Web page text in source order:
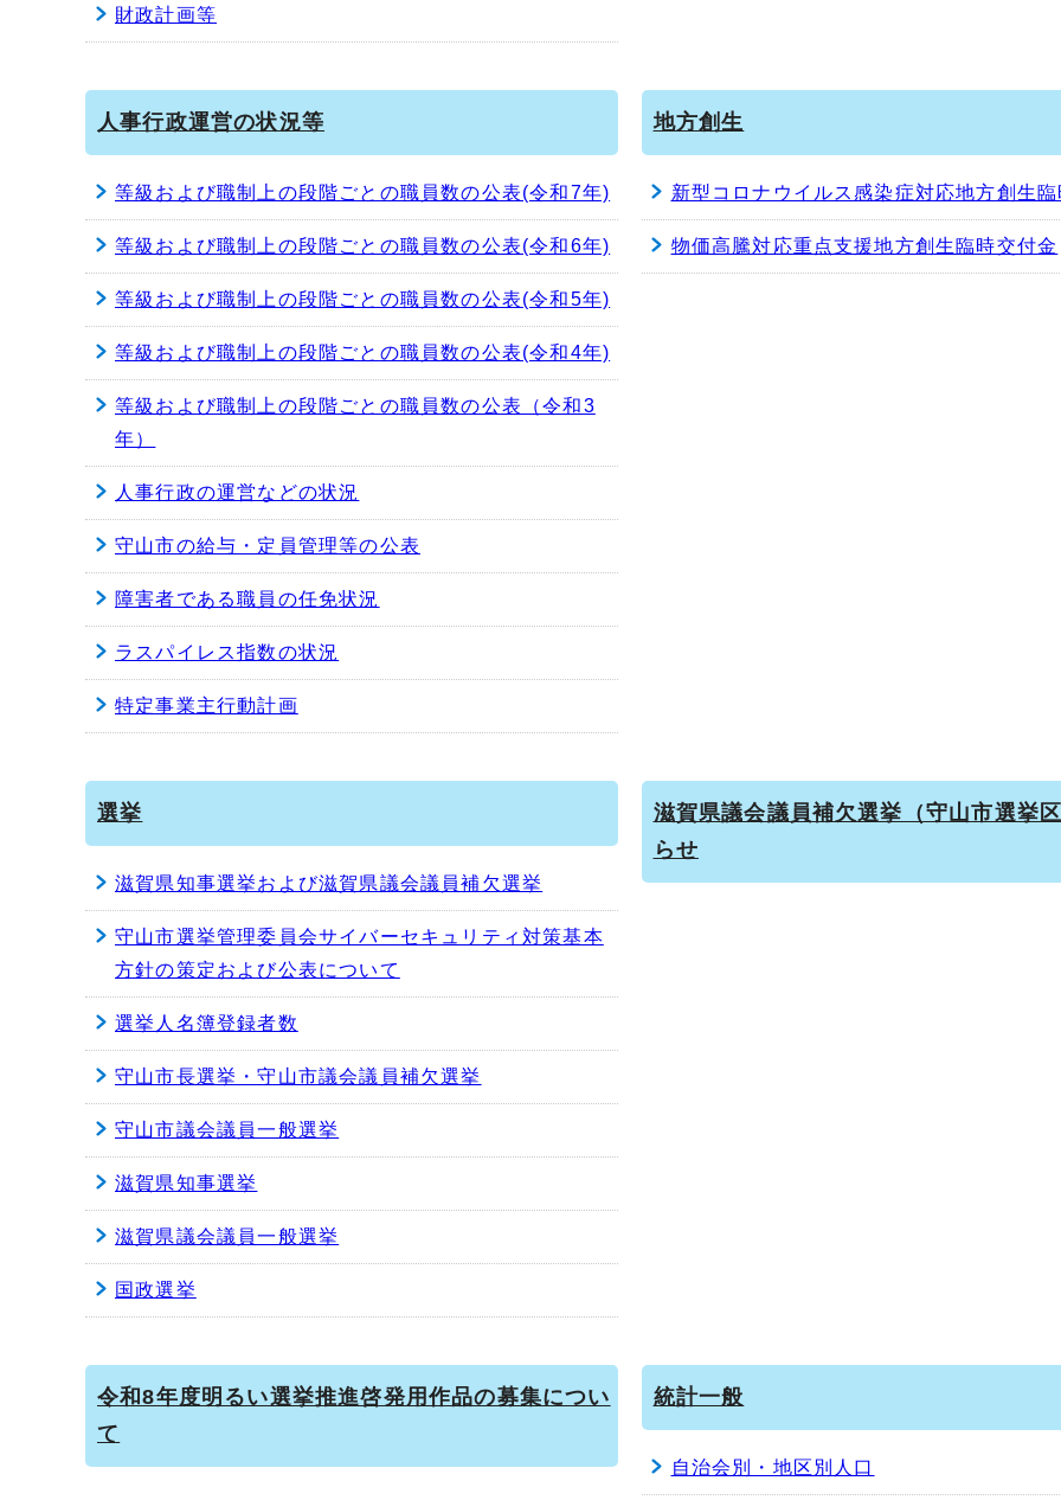
財政計画等
人事行政運営の状況等
等級および職制上の段階ごとの職員数の公表(令和7年)
等級および職制上の段階ごとの職員数の公表(令和6年)
等級および職制上の段階ごとの職員数の公表(令和5年)
等級および職制上の段階ごとの職員数の公表(令和4年)
等級および職制上の段階ごとの職員数の公表（令和3
年）
人事行政の運営などの状況
守山市の給与・定員管理等の公表
障害者である職員の任免状況
ラスパイレス指数の状況
特定事業主行動計画
地方創生
新型コロナウイルス感染症対応地方創生
物価高騰対応重点支援地方創生臨時交付金
選挙
滋賀県知事選挙および滋賀県議会議員補欠選挙
守山市選挙管理委員会サイバーセキュリティ対策基本
方針の策定および公表について
選挙人名簿登録者数
守山市長選挙・守山市議会議員補欠選挙
守山市議会議員一般選挙
滋賀県知事選挙
滋賀県議会議員一般選挙
国政選挙
滋賀県議会議員補欠選挙（守山市選挙
らせ
令和8年度明るい選挙推進啓発用作品の募集につい
て
統計一般
自治会別・地区別人口